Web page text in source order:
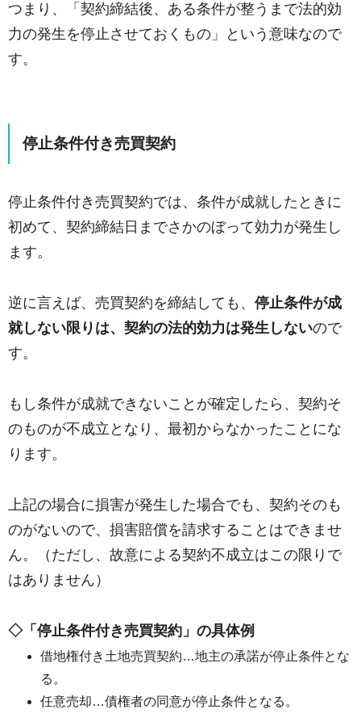
つまり、「契約締結後、ある条件が整うまで法的効
力の発生を停止させておくもの」という意味なので
す。
停止条件付き売買契約
停止条件付き売買契約では、条件が成就したときに
初めて、契約締結日までさかのぼって効力が発生し
ます。
逆に言えば、売買契約を締結しても、 停止条件が成
就しない限りは、契約の法的効力は発生しないので
す。
もし条件が成就できないことが確定したら、契約そ
のものが不成立となり、最初からなかったことにな
ります。
上記の場合に損害が発生した場合でも、契約そのも
のがないので、損害賠償を請求することはできませ
ん。（ただし、故意による契約不成立はこの限りで
はありません）
◇「停止条件付き売買契約」の具体例
借地権付き土地売買契約…地主の承諾が停止条件とな
る。
任意売却…債権者の同意が停止条件となる。